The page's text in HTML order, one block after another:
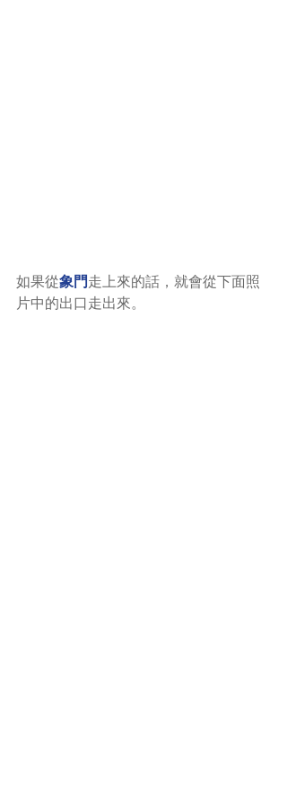
如果從象門走上來的話，就會從下面照
片中的出口走出來。